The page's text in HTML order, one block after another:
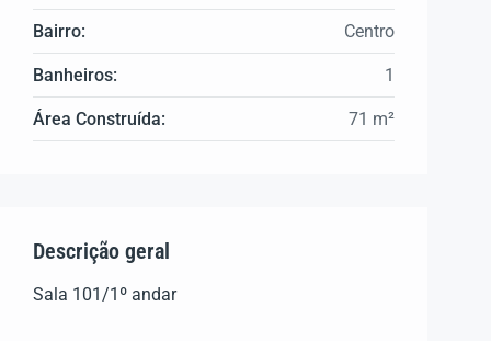
Bairro: Centro
Banheiros: 1
Área Construída: 71 m²
Descrição geral
Sala 101/1º andar